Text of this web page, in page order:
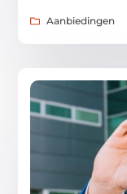
Aanbiedingen